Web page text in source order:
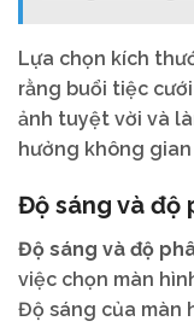
Lựa chọn kích
rằng buổi tiệc
ảnh tuyệt vời và
hưởng không
Độ sáng và độ
Độ sáng và độ
việc chọn màn
Độ sáng của màn